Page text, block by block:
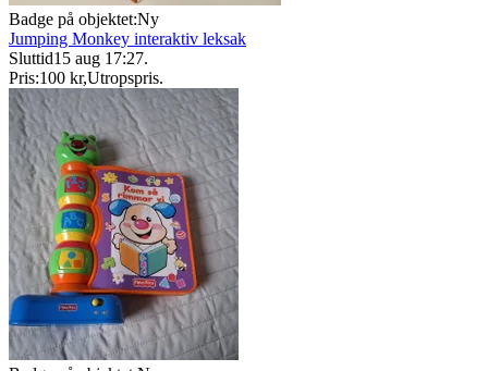
Badge på objektet:Ny
Jumping Monkey interaktiv leksak
Sluttid15 aug 17:27.
Pris:100 kr,Utropspris.